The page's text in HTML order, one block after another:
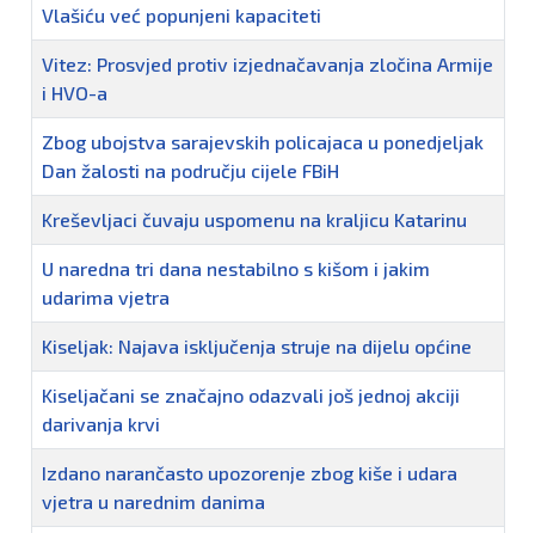
Vlašiću već popunjeni kapaciteti
Vitez: Prosvjed protiv izjednačavanja zločina Armije
i HVO-a
Zbog ubojstva sarajevskih policajaca u ponedjeljak
Dan žalosti na području cijele FBiH
Kreševljaci čuvaju uspomenu na kraljicu Katarinu
U naredna tri dana nestabilno s kišom i jakim
udarima vjetra
Kiseljak: Najava isključenja struje na dijelu općine
Kiseljačani se značajno odazvali još jednoj akciji
darivanja krvi
Izdano narančasto upozorenje zbog kiše i udara
vjetra u narednim danima